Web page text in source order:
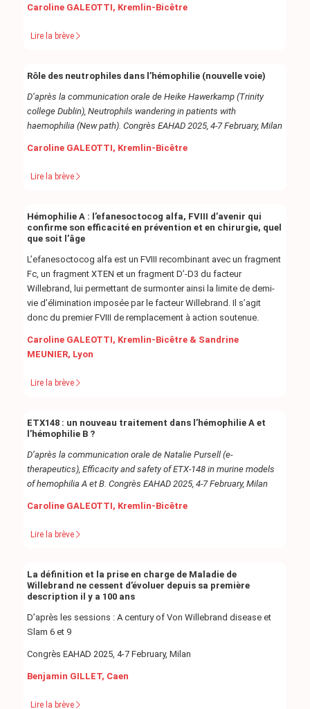
Caroline GALEOTTI, Kremlin-Bicêtre
Lire la brève
Rôle des neutrophiles dans l’hémophilie (nouvelle voie)
D’après la communication orale de Heike Hawerkamp (Trinity
college Dublin), Neutrophils wandering in patients with
haemophilia (New path). Congrès EAHAD 2025, 4-7 February, Milan
Caroline GALEOTTI, Kremlin-Bicêtre
Lire la brève
Hémophilie A : l’efanesoctocog alfa, FVIII d’avenir qui
confirme son efficacité en prévention et en chirurgie, quel
que soit l’âge
L’efanesoctocog alfa est un FVIII recombinant avec un fragment
Fc, un fragment XTEN et un fragment D’-D3 du facteur
Willebrand, lui permettant de surmonter ainsi la limite de demi-
vie d’élimination imposée par le facteur Willebrand. Il s’agit
donc du premier FVIII de remplacement à action soutenue.
Caroline GALEOTTI, Kremlin-Bicêtre & Sandrine
MEUNIER, Lyon
Lire la brève
ETX148 : un nouveau traitement dans l’hémophilie A et
l’hémophilie B ?
D’après la communication orale de Natalie Pursell (e-
therapeutics), Efficacity and safety of ETX-148 in murine models
of hemophilia A et B. Congrès EAHAD 2025, 4-7 February, Milan
Caroline GALEOTTI, Kremlin-Bicêtre
Lire la brève
La définition et la prise en charge de Maladie de
Willebrand ne cessent d’évoluer depuis sa première
description il y a 100 ans
D’après les sessions : A century of Von Willebrand disease et
Slam 6 et 9
Congrès EAHAD 2025, 4-7 February, Milan
Benjamin GILLET, Caen
Lire la brève